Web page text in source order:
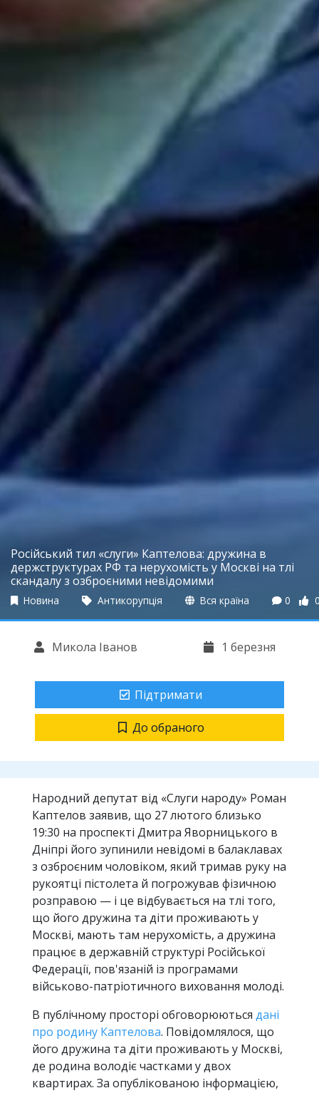
Російський тил «слуги» Каптелова: дружина в
держструктурах РФ та нерухомість у Москві на тлі
скандалу з озброєними невідомими
Новина Антикорупція Вся країна 0
Микола Іванов 1 березня
Підтримати
До обраного
Народний депутат від «Слуги народу» Роман
Каптелов заявив, що 27 лютого близько
19:30 на проспекті Дмитра Яворницького в
Дніпрі його зупинили невідомі в балаклавах
з озброєним чоловіком, який тримав руку на
рукоятці пістолета й погрожував фізичною
розправою — і це відбувається на тлі того,
що його дружина та діти проживають у
Москві, мають там нерухомість, а дружина
працює в державній структурі Російської
Федерації, пов'язаній із програмами
військово-патріотичного виховання молоді.
В публічному просторі обговорюються дані
про родину Каптелова. Повідомлялося, що
його дружина та діти проживають у Москві,
де родина володіє частками у двох
квартирах. За опублікованою інформацією,